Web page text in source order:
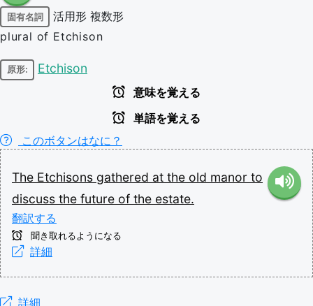
固有名詞 活用形 複数形
plural of Etchison
原形: Etchison
意味を覚える
単語を覚える
このボタンはなに？
The Etchisons gathered at the old manor to
discuss the future of the estate.
翻訳する
聞き取れるようになる
詳細
詳細